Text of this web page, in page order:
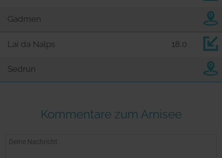
Gadmen
Lai da Nalps 18,0
Sedrun
Kommentare zum Arnisee